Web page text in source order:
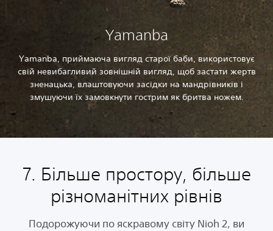
Yamanba
Yamanba, приймаюча вигляд старої баби, використовує
свій невибагливий зовнішній вигляд, щоб застати жертв
зненацька, влаштовуючи засідки на мандрівників і
змушуючи їх замовкнути гострим як бритва ножем.
7. Більше простору, більше
різноманітних рівнів
Подорожуючи по яскравому світу Nioh 2, ви